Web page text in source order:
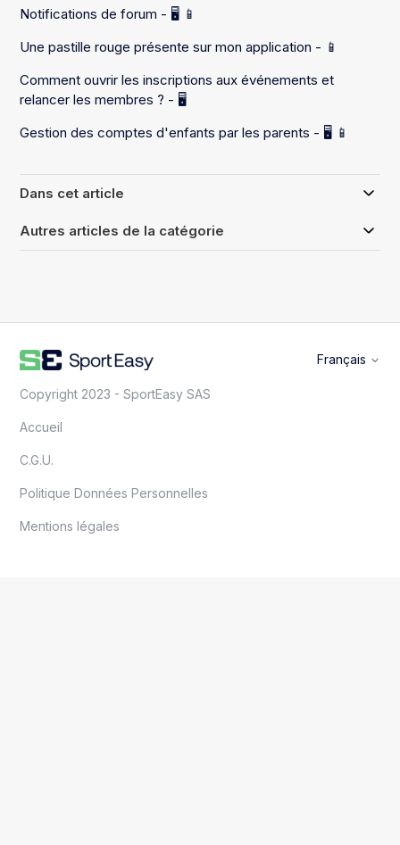
Notifications de forum - 🖥️ 📱
Une pastille rouge présente sur mon application - 📱
Comment ouvrir les inscriptions aux événements et
relancer les membres ? - 🖥️
Gestion des comptes d'enfants par les parents - 🖥️ 📱
Dans cet article
Autres articles de la catégorie
Français
Copyright 2023 - SportEasy SAS
Accueil
C.G.U.
Politique Données Personnelles
Mentions légales